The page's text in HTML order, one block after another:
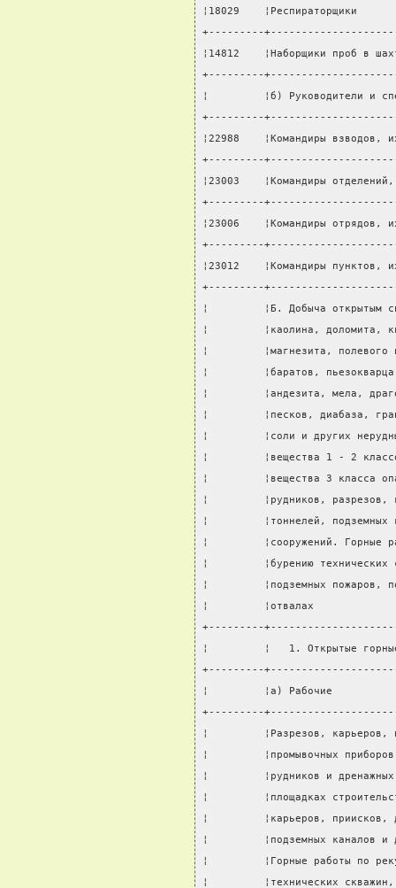
¦18029
+---------
¦14812    ¦Наборщики проб
+---------
¦         ¦б) Руководители и
+---------
¦22988    ¦Командиры
+---------
¦23003    ¦Командиры
+---------
¦23006    ¦Командиры
+---------
¦23012    ¦Командиры
+---------
¦         ¦Б. Добыча открытым
¦         ¦каолина, доломита,
¦         ¦магнезита,
¦         ¦баратов,
¦         ¦андезита, мела,
¦         ¦песков, диабаза,
¦         ¦соли и других
¦         ¦вещества 1 - 2
¦         ¦вещества 3 класса
¦         ¦рудников, разрезов,
¦         ¦тоннелей, подземных
¦         ¦сооружений. Горные
¦         ¦бурению технических
¦         ¦подземных пожаров,
¦         ¦отвалах
+---------
¦         ¦   1. Открытые горные
+---------
¦         ¦а) Рабочие
+---------
¦         ¦Разрезов,
¦         ¦промывочных
¦         ¦рудников и
¦         ¦площадках
¦         ¦карьеров, приисков,
¦         ¦подземных каналов и
¦         ¦Горные работы по
¦         ¦технических скважин,